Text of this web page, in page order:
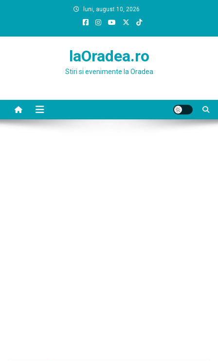
luni, august 10, 2026
laOradea.ro
Stiri si evenimente la Oradea